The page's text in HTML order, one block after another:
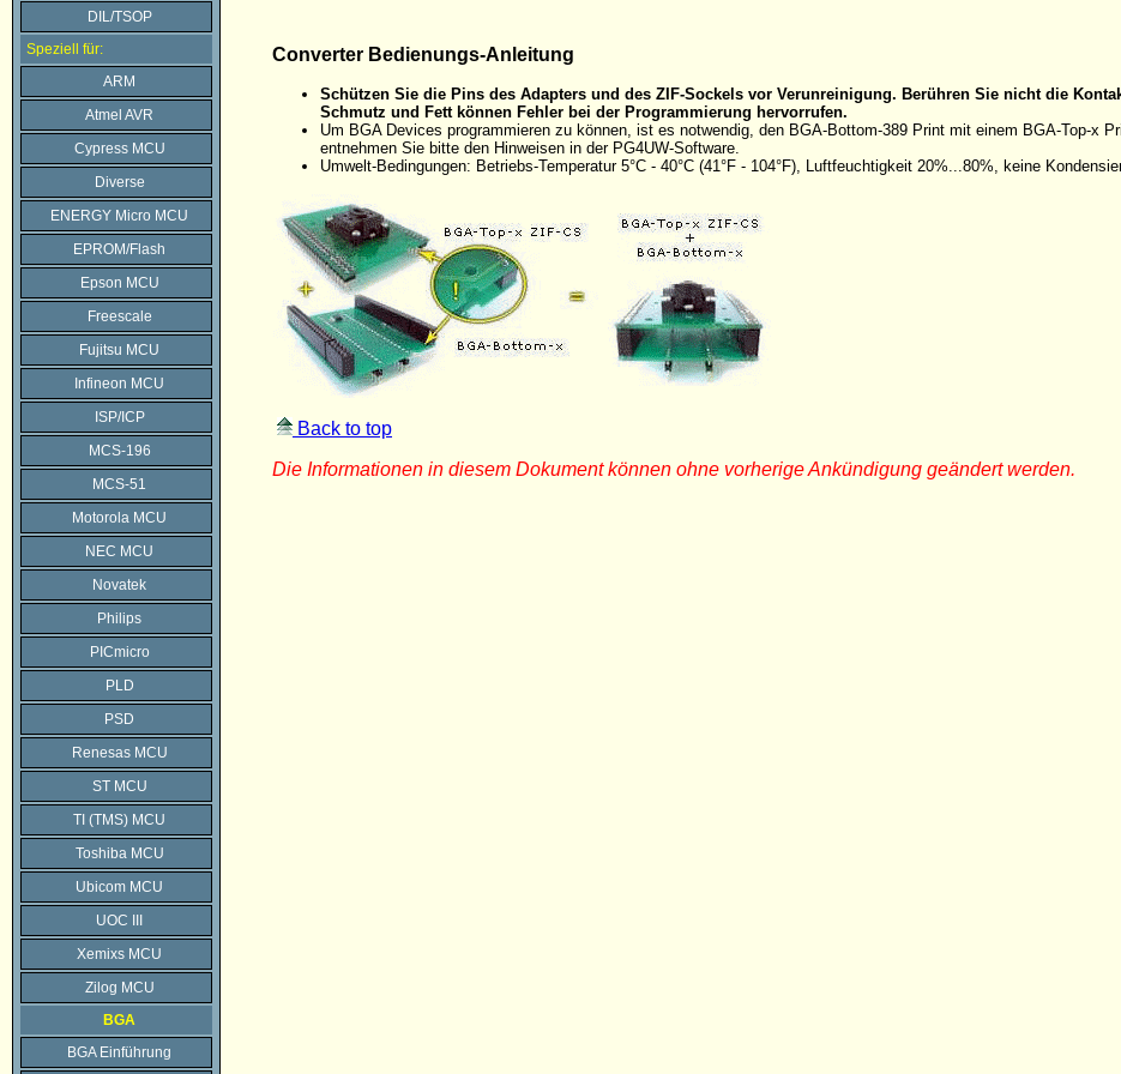
DIL/TSOP
Speziell für:
ARM
Atmel AVR
Cypress MCU
Diverse
ENERGY Micro MCU
EPROM/Flash
Epson MCU
Freescale
Fujitsu MCU
Infineon MCU
ISP/ICP
MCS-196
MCS-51
Motorola MCU
NEC MCU
Novatek
Philips
PICmicro
PLD
PSD
Renesas MCU
ST MCU
TI (TMS) MCU
Toshiba MCU
Ubicom MCU
UOC III
Xemixs MCU
Zilog MCU
BGA
BGA Einführung
Converter Bedienungs-Anleitung
Schützen Sie die Pins des Adapters und des ZIF-Sockels vor Verunreinigung. Berühren Sie nicht die
Schmutz und Fett können Fehler bei der Programmierung hervorrufen.
Um BGA Devices programmieren zu können, ist es notwendig, den BGA-Bottom-389 Print mit einem BGA-Top-x
entnehmen Sie bitte den Hinweisen in der PG4UW-Software.
Umwelt-Bedingungen: Betriebs-Temperatur 5°C - 40°C (41°F - 104°F), Luftfeuchtigkeit 20%...80%, keine
Back to top
Die Informationen in diesem Dokument können ohne vorherige Ankündigung geändert werden.